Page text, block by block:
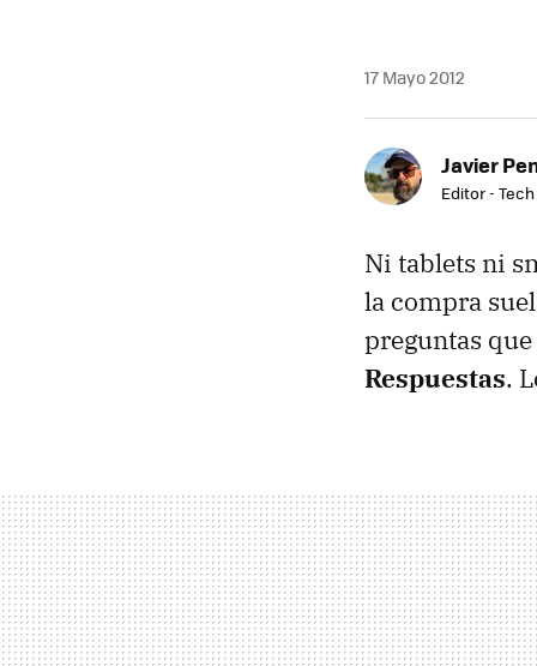
17 Mayo 2012
Javier
Editor - Tech
Ni tablets ni
la compra
preguntas
Respuestas.